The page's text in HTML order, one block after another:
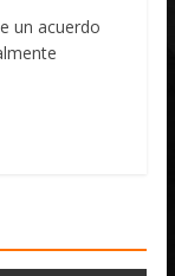
un acuerdo